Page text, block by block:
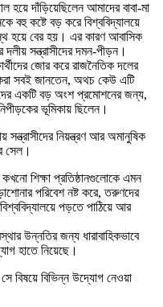
হয়ে দাঁড়িয়েছিলেন আমাদের বাবা-মা
বহু কষ্টে বড় করে বিশ্ববিদ্যালয়ে
হয়ে বের হয়। এর কারণ আবাসিক
দলীয় সন্ত্রাসীদের দমন-পীড়ন।
জোর করে রাজনৈতিক দলের
সবই জানতেন, অথচ কেউ এটি
একটি বড় অংশ প্রমোশনের জন্য,
ভূমিকায় ছিলেন।
সন্ত্রাসীদের নিয়ন্ত্রণ আর অমানুষিক
সেল।
শিক্ষা প্রতিষ্ঠানগুলোকে এমন
পরিবেশ নষ্ট করে, তরুণদের
পড়তে পাঠিয়ে আর
উন্নতির জন্য ধারাবাহিকভাবে
হাতে নিয়েছে।
সে বিষয়ে বিভিন্ন উদ্যোগ নেওয়া